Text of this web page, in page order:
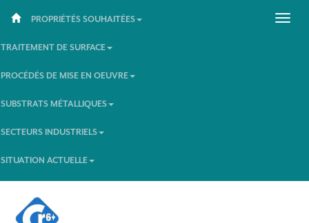
PROPRIÉTÉS SOUHAITÉES
TRAITEMENT DE SURFACE
PROCÉDÉS DE MISE EN OEUVRE
SUBSTRATS MÉTALLIQUES
SECTEURS INDUSTRIELS
SITUATION ACTUELLE